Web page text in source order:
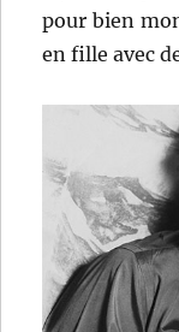
pour bien
en fille avec